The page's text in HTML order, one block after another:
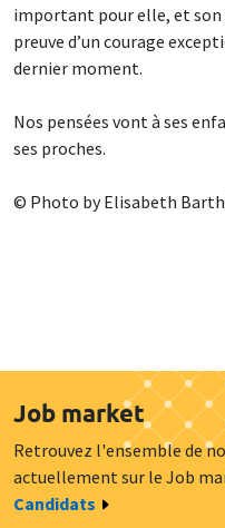
important pour elle, et son
preuve d’un courage
dernier moment.
Nos pensées vont à ses
ses proches.
© Photo by Elisabeth
Job market
Retrouvez l'ensemble de
actuellement sur le Job
Candidats